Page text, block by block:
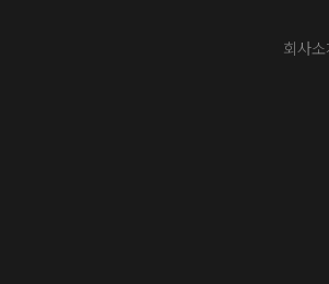
회사소